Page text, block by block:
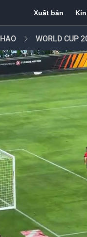
Xuất bản
WORLD CUP